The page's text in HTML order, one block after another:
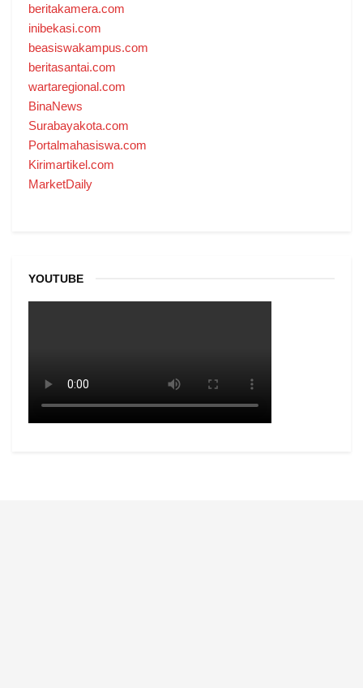
beritakamera.com
inibekasi.com
beasiswakampus.com
beritasantai.com
wartaregional.com
BinaNews
Surabayakota.com
Portalmahasiswa.com
Kirimartikel.com
MarketDaily
YOUTUBE